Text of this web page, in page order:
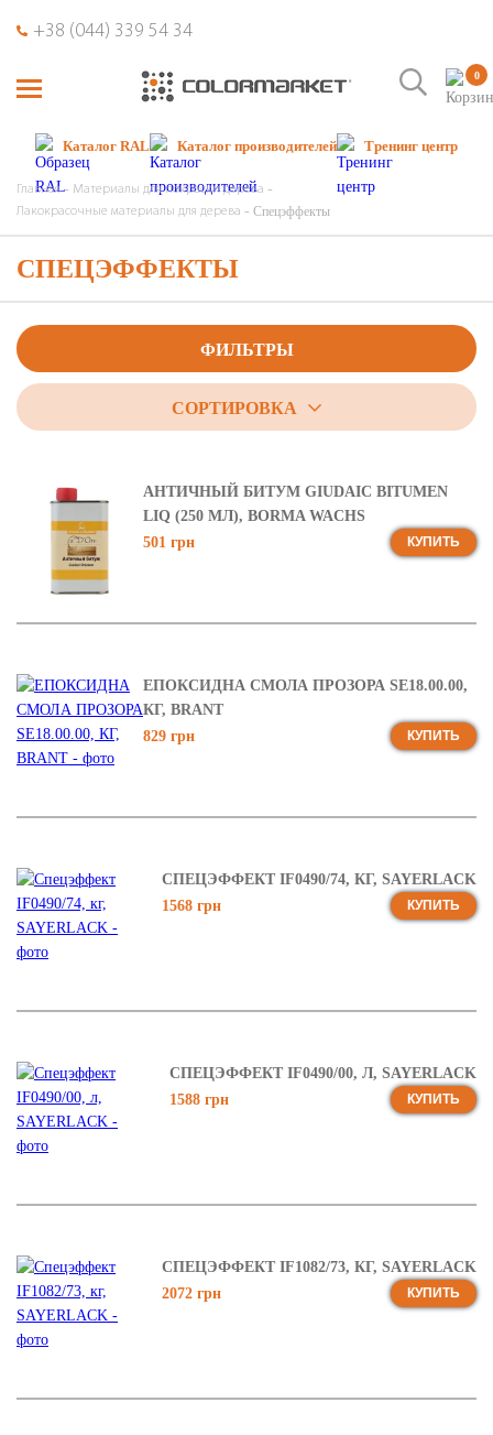
+38 (044) 339 54 34
0
Каталог RAL Каталог производителей Тренинг центр
Главная
Материалы для покраски дерева
Лакокрасочные материалы для дерева
Спецэффекты
СПЕЦЭФФЕКТЫ
ФИЛЬТРЫ
СОРТИРОВКА
АНТИЧНЫЙ БИТУМ GIUDAIC BITUMEN
LIQ (250 МЛ), BORMA WACHS
501 грн
КУПИТЬ
ЕПОКСИДНА СМОЛА ПРОЗОРА SE18.00.00,
КГ, BRANT
829 грн
КУПИТЬ
СПЕЦЭФФЕКТ IF0490/74, КГ, SAYERLACK
1568 грн
КУПИТЬ
СПЕЦЭФФЕКТ IF0490/00, Л, SAYERLACK
1588 грн
КУПИТЬ
СПЕЦЭФФЕКТ IF1082/73, КГ, SAYERLACK
2072 грн
КУПИТЬ